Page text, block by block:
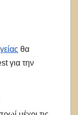
θα
για την